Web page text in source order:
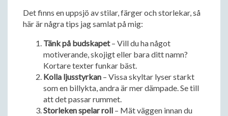
Det finns en uppsjö av stilar, färger och storlekar, så
här är några tips jag samlat på mig:
Tänk på budskapet– Vill du ha något
motiverande, skojigt eller bara ditt namn?
Kortare texter funkar bäst.
Kolla ljusstyrkan – Vissa skyltar lyser starkt
som en billykta, andra är mer dämpade. Se till
att det passar rummet.
Storleken spelar roll – Mät väggen innan du